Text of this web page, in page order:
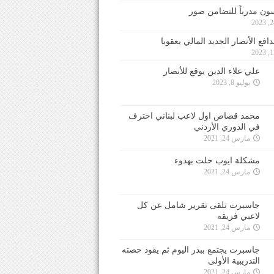
مدرباً للتضامن صور
الأنصار الجديد المالي يعقوبا
علي علاء الدين يوقع للأنصار
يوليو 8, 2023
محمد قصاص اول لاعب لبناني احترف
في الدوري الأردني
مارس 24, 2021
مشكلة ايوب حلت بهدوء
مارس 24, 2021
جاسبرت تلقى تقرير شامل عن كل
لاعبي فريقه
مارس 24, 2021
جاسبرت يجتمع ببدر اليوم ثم يقود حصته
التدريبية الأولى
مارس 24, 2021